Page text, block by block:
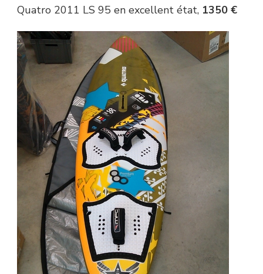
Quatro 2011 LS 95 en excellent état, 1350 €